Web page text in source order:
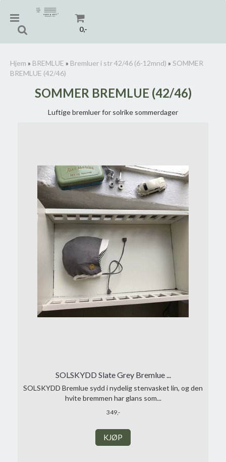
0,-
Hjem » BREMLUE » Bremluer i str 42/46 (6-12mnd) » SOMMER
BREMLUE (42/46)
SOMMER BREMLUE (42/46)
Luftige bremluer for solrike sommerdager
SOLSKYDD Slate Grey Bremlue ...
SOLSKYDD Bremlue sydd i nydelig stenvasket lin, og den
hvite bremmen har glans som...
349,-
KJØP
Trykk ENTER for å søke